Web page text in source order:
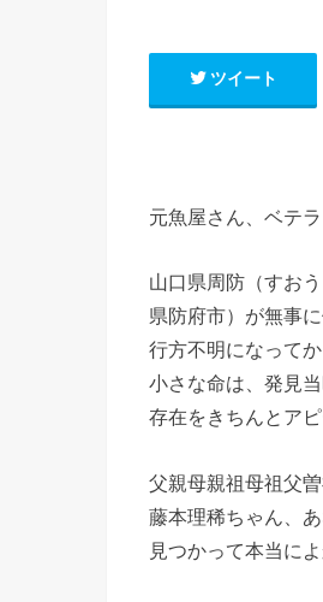
ツイート
元魚屋さん、ベテ
山口県周防（すお
県防府市）が無事
行方不明になってか
小さな命は、発見
存在をきちんとア
父親母親祖母祖父
藤本理稀ちゃん、
見つかって本当によ